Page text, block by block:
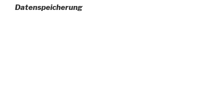
Datenspeicherung